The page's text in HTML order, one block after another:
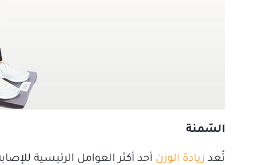
السّمنة
تُعد زيادة الوزن أحد أكثر العوامل الرئيسية